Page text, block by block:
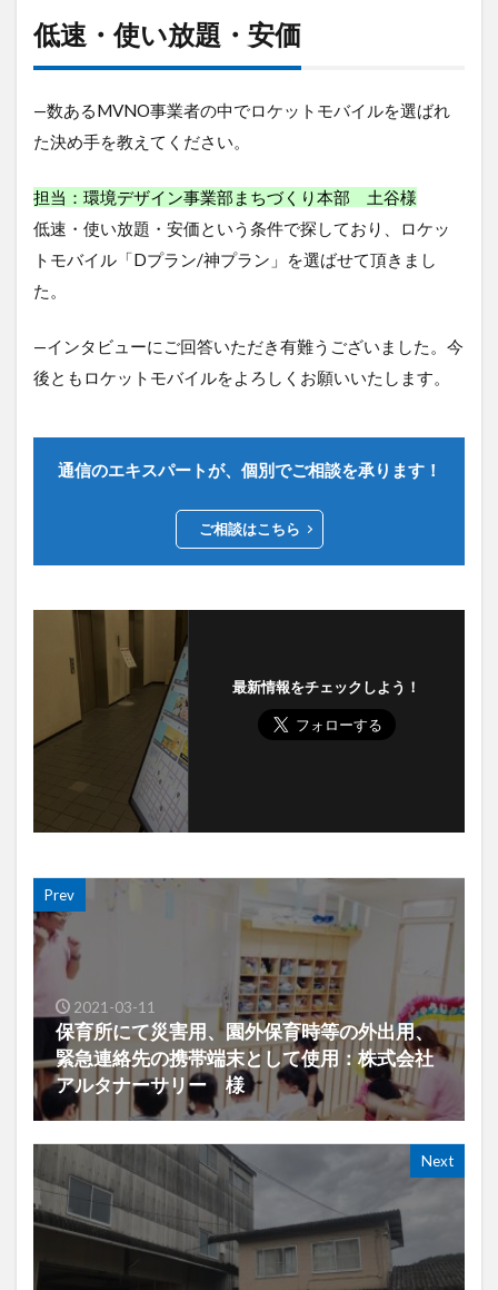
低速・使い放題・安価
—数あるMVNO事業者の中でロケットモバイルを選ばれ
た決め手を教えてください。
担当：環境デザイン事業部まちづくり本部 土谷様
低速・使い放題・安価という条件で探しており、ロケッ
トモバイル「Dプラン/神プラン」を選ばせて頂きまし
た。
—インタビューにご回答いただき有難うございました。今
後ともロケットモバイルをよろしくお願いいたします。
通信のエキスパートが、個別でご相談を承ります！
ご相談はこちら
最新情報をチェックしよう！
Prev
2021-03-11
保育所にて災害用、園外保育時等の外出用、
緊急連絡先の携帯端末として使用：株式会社
アルタナーサリー 様
Next